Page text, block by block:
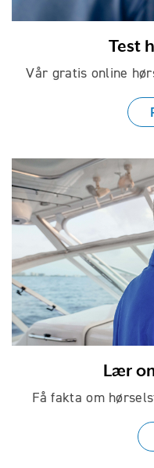
Test
Vår gratis online
Lær
Få fakta om